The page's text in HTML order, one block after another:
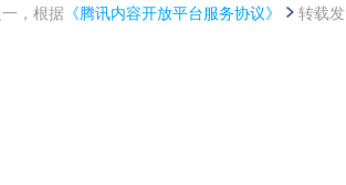
，根据 《腾讯内容开放平台服务协议》
转载发